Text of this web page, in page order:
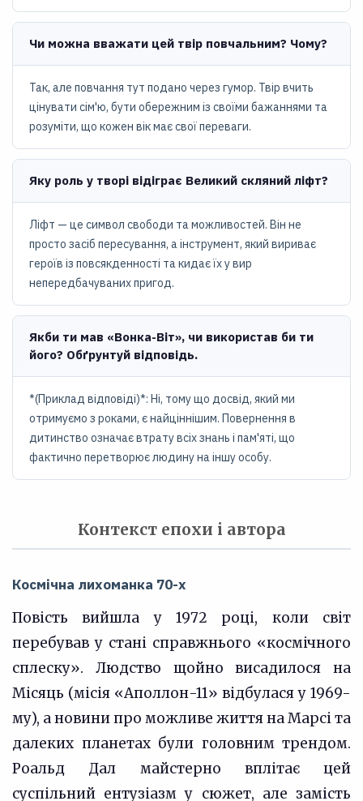
Чи можна вважати цей твір повчальним? Чому?
Так, але повчання тут подано через гумор. Твір вчить
цінувати сім'ю, бути обережним із своїми бажаннями та
розуміти, що кожен вік має свої переваги.
Яку роль у творі відіграє Великий скляний ліфт?
Ліфт — це символ свободи та можливостей. Він не
просто засіб пересування, а інструмент, який вириває
героїв із повсякденності та кидає їх у вир
непередбачуваних пригод.
Якби ти мав «Вонка-Віт», чи використав би ти
його? Обґрунтуй відповідь.
*(Приклад відповіді)*: Ні, тому що досвід, який ми
отримуємо з роками, є найціннішим. Повернення в
дитинство означає втрату всіх знань і пам'яті, що
фактично перетворює людину на іншу особу.
Контекст епохи і автора
Космічна лихоманка 70-х
Повість вийшла у 1972 році, коли світ
перебував у стані справжнього «космічного
сплеску». Людство щойно висадилося на
Місяць (місія «Аполлон-11» відбулася у 1969-
му), а новини про можливе життя на Марсі та
далеких планетах були головним трендом.
Роальд Дал майстерно вплітає цей
суспільний ентузіазм у сюжет, але замість